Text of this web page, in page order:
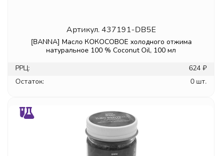
Артикул. 437191-DB5E
[BANNA] Масло КОКОСОВОЕ холодного отжима
натуральное 100 % Coconut Oil, 100 мл
РРЦ:
624 ₽
Остаток:
0 шт.